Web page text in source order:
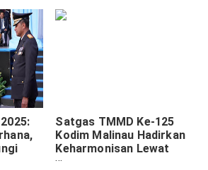
Satgas TMMD Ke-125
Kodim Malinau Hadirkan
Keharmonisan Lewat
Makan Bersama Warga.